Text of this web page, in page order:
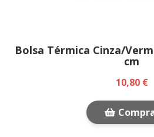
Bolsa Térmica Cinza/
cm
10,80 €